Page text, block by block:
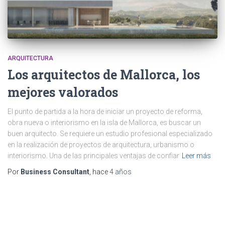
ARQUITECTURA
Los arquitectos de Mallorca, los
mejores valorados
El punto de partida a la hora de iniciar un proyecto de reforma,
obra nueva o interiorismo en la isla de Mallorca, es buscar un
buen arquitecto. Se requiere un estudio profesional especializado
en la realización de proyectos de arquitectura, urbanismo o
interiorismo. Una de las principales ventajas de confiar
Leer más
Por Business Consultant , hace4 años